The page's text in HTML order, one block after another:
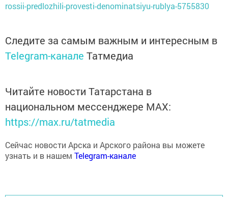
rossii-predlozhili-provesti-denominatsiyu-rublya-5755830
Следите за самым важным и интересным в
Telegram-канале Татмедиа
Читайте новости Татарстана в
национальном мессенджере MАХ:
https://max.ru/tatmedia
Сейчас новости Арска и Арского района вы можете
узнать и в нашем Telegram-канале